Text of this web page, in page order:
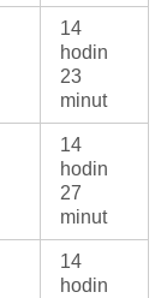
14
hodin
23
minut
14
hodin
27
minut
14
hodin